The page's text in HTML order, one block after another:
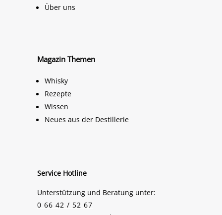
Über uns
Magazin Themen
Whisky
Rezepte
Wissen
Neues aus der Destillerie
Service Hotline
Unterstützung und Beratung unter:
0 66 42 / 52 67